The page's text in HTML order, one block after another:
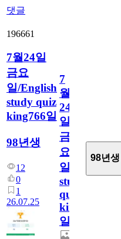
댓글
196661
7월24일
금요
일/English
study quiz
king766일
98년생
12
0
1
26.07.25
7
월
24
일
금
요
일/English
study
quiz
king766
일
98년생